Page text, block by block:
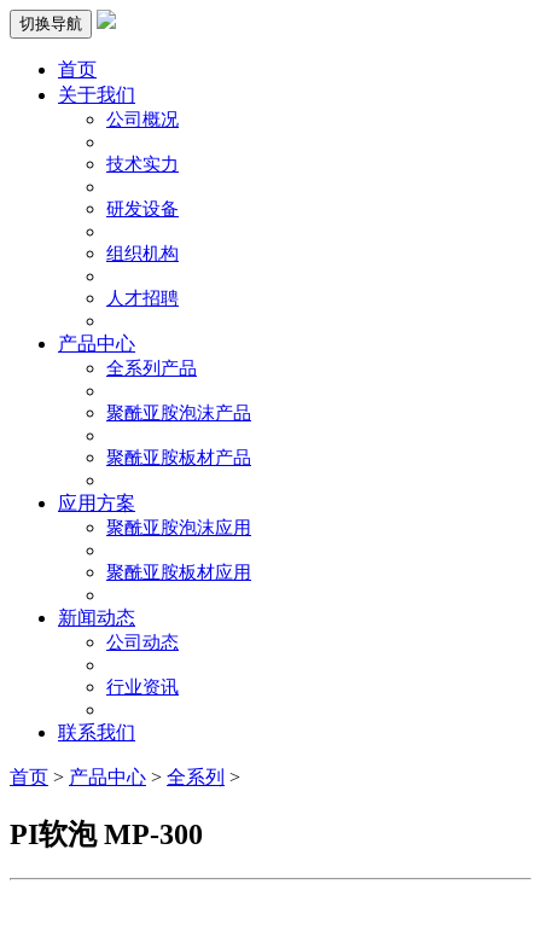
切换导航
首页
关于我们
公司概况
技术实力
研发设备
组织机构
人才招聘
产品中心
全系列产品
聚酰亚胺泡沫产品
聚酰亚胺板材产品
应用方案
聚酰亚胺泡沫应用
聚酰亚胺板材应用
新闻动态
公司动态
行业资讯
联系我们
首页 > 产品中心 > 全系列 >
PI软泡 MP-300